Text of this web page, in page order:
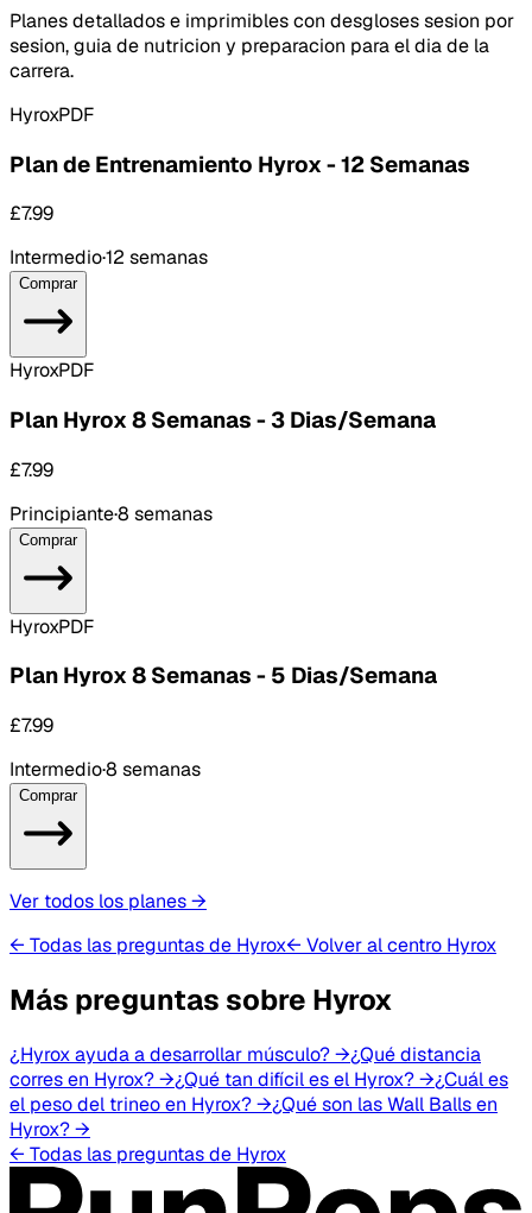
Planes detallados e imprimibles con desgloses sesion por
sesion, guia de nutricion y preparacion para el dia de la
carrera.
HyroxPDF
Plan de Entrenamiento Hyrox - 12 Semanas
£7.99
Intermedio·12 semanas
Comprar
HyroxPDF
Plan Hyrox 8 Semanas - 3 Dias/Semana
£7.99
Principiante·8 semanas
Comprar
HyroxPDF
Plan Hyrox 8 Semanas - 5 Dias/Semana
£7.99
Intermedio·8 semanas
Comprar
Ver todos los planes→
← Todas las preguntas de Hyrox← Volver al centro Hyrox
Más preguntas sobre Hyrox
¿Hyrox ayuda a desarrollar músculo?→¿Qué distancia
corres en Hyrox?→¿Qué tan difícil es el Hyrox?→¿Cuál es
el peso del trineo en Hyrox?→¿Qué son las Wall Balls en
Hyrox?→
← Todas las preguntas de Hyrox